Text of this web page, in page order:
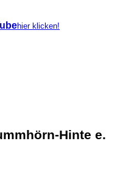
hier klicken!
Hinte e.